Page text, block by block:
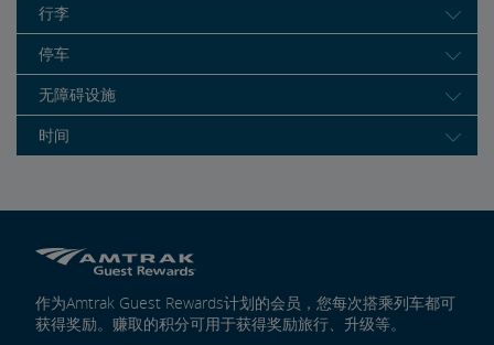
行李
停车
无障碍设施
时间
作为Amtrak Guest Rewards计划的会员，您每次搭乘列车都可
获得奖励。赚取的积分可用于获得奖励旅行、升级等。